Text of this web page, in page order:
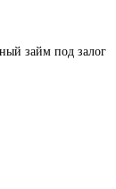
займ под залог